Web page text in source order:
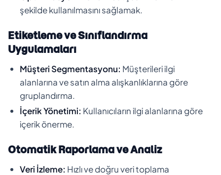
şekilde kullanılmasını sağlamak.
Etiketleme ve Sınıflandırma
Uygulamaları
Müşteri Segmentasyonu: Müşterileri ilgi
alanlarına ve satın alma alışkanlıklarına göre
gruplandırma.
İçerik Yönetimi: Kullanıcıların ilgi alanlarına göre
içerik önerme.
Otomatik Raporlama ve Analiz
Veri İzleme: Hızlı ve doğru veri toplama